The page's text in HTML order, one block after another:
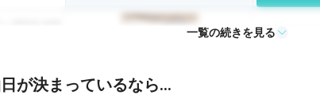
ホテル
一覧の続きを見る
が決まっているなら…